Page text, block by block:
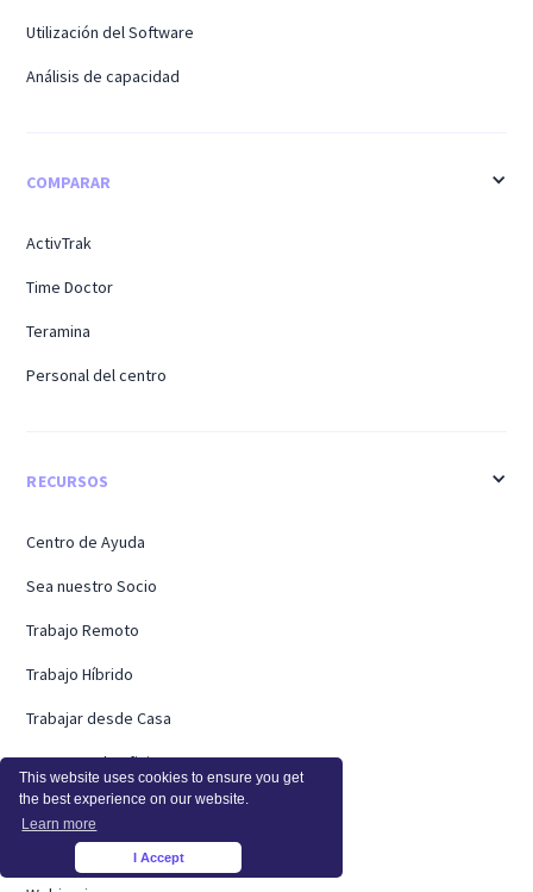
This website uses cookies to ensure you get
the best experience on our website.
Learn more
I Accept
Utilización del Software
Análisis de capacidad
COMPARAR
ActivTrak
Time Doctor
Teramina
Personal del centro
RECURSOS
Centro de Ayuda
Sea nuestro Socio
Trabajo Remoto
Trabajo Híbrido
Trabajar desde Casa
Regreso a la oficina
Casos de Éxito
Hojas de Horas